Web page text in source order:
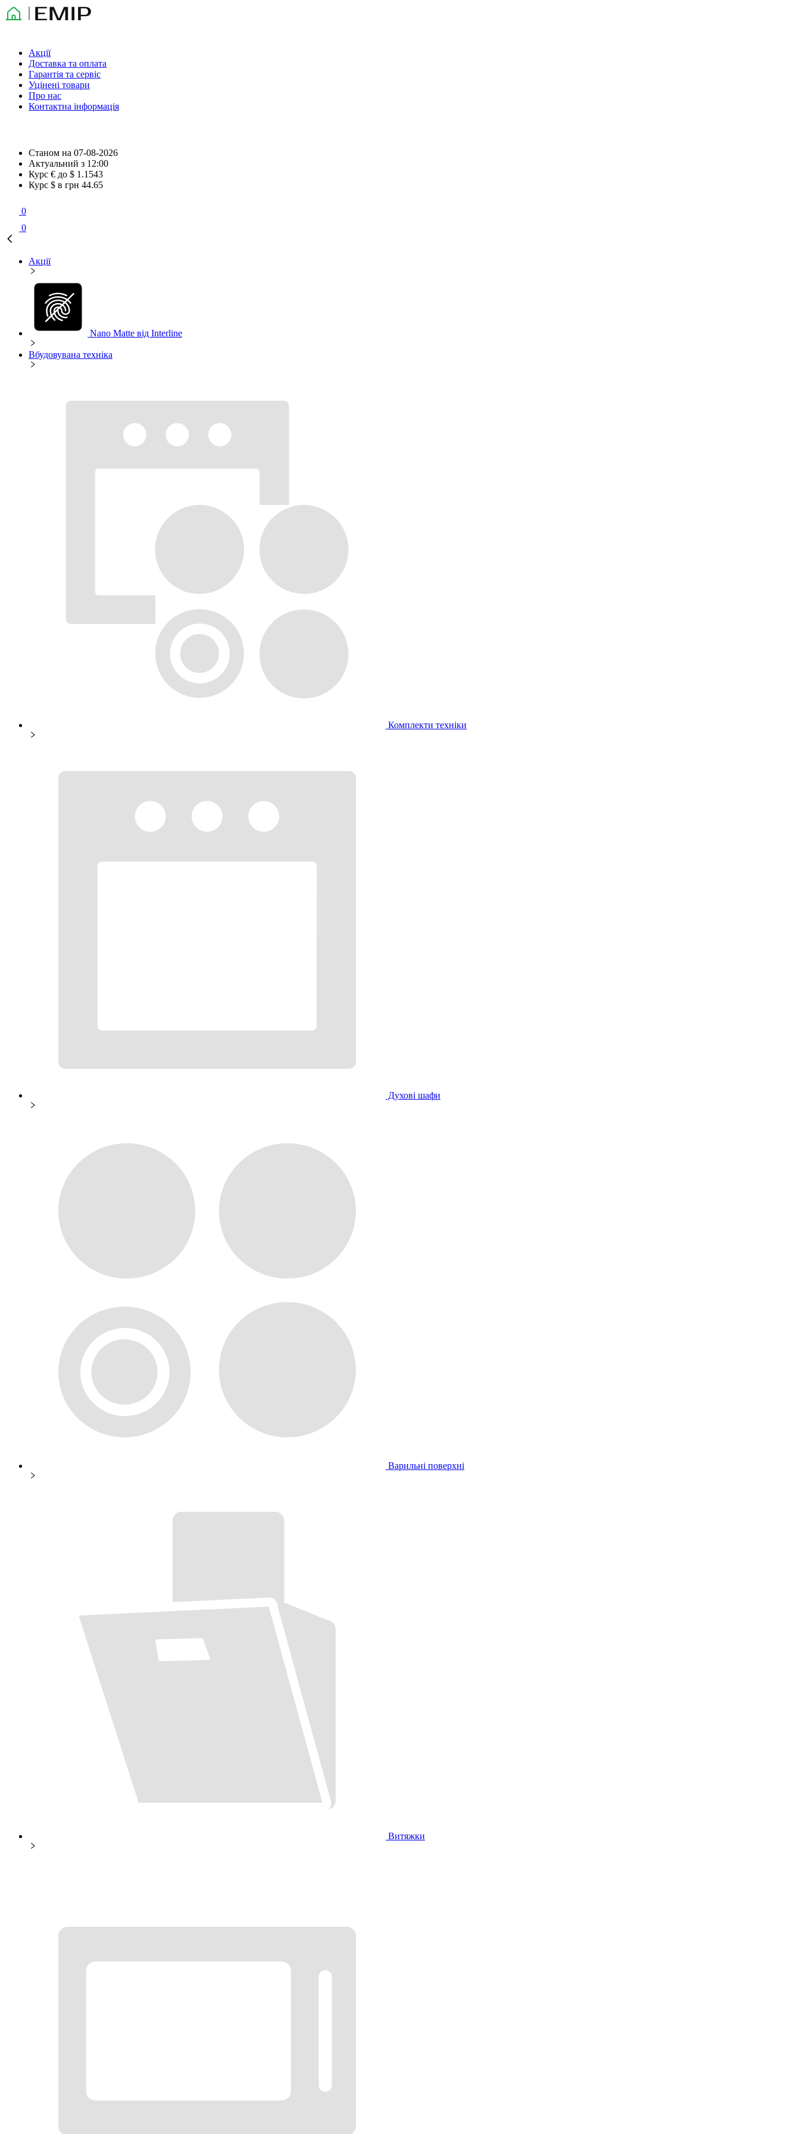
Акції
Доставка та оплата
Гарантія та сервіс
Уцінені товари
Про нас
Контактна інформація
Станом на 07-08-2026
Актуальний з 12:00
Курс € до $ 1.1543
Курс $ в грн 44.65
0
0
Акції
Nano Matte від Interline
Вбудовувана техніка
Комплекти техніки
Духові шафи
Варильні поверхні
Витяжки